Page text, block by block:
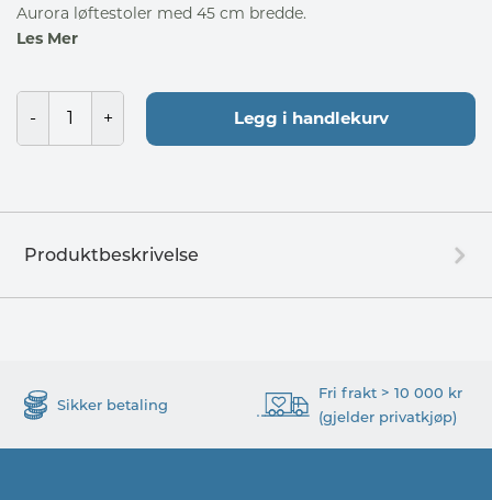
Aurora løftestoler med 45 cm bredde.
Les Mer
Legg i handlekurv
Produktbeskrivelse
Sikker betaling
Fri frakt > 10 000 kr
(gjelder privatkjøp)